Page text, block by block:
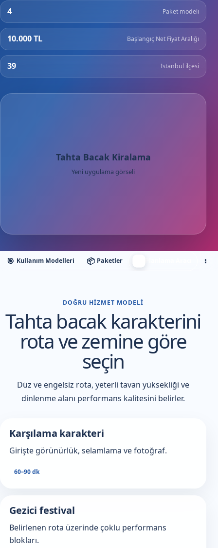
4 Paket modeli
10.000 TL Başlangıç Net Fiyat Aralığı
39 İstanbul ilçesi
Tahta Bacak Kiralama
Yeni uygulama görseli
🎯 Kullanım Modelleri 📦 Paketler 🧩
DOĞRU HIZMET MODELI
Tahta bacak karakterini
rota ve zemine göre
seçin
Düz ve engelsiz rota, yeterli tavan yüksekliği ve
dinlenme alanı performans kalitesini belirler.
Karşılama karakteri
Girişte görünürlük, selamlama ve fotoğraf.
60–90 dk
Gezici festival
Belirlenen rota üzerinde çoklu performans
blokları.